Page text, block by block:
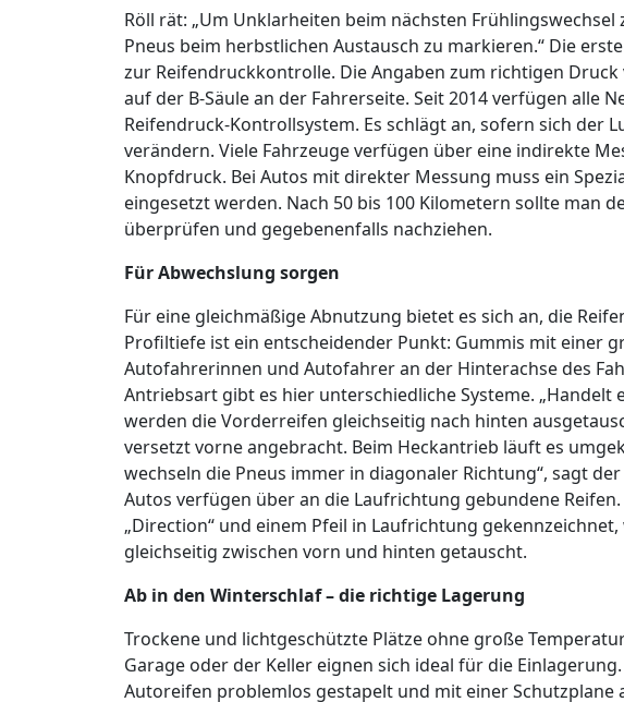
Röll rät: „Um Unklarheiten beim nächsten
Pneus beim herbstlichen Austausch zu markieren.“ Die
zur Reifendruckkontrolle. Die Angaben zum richtigen
auf der B-Säule an der Fahrerseite. Seit 2014 verfügen alle
Reifendruck-Kontrollsystem. Es schlägt an, sofern sich der
verändern. Viele Fahrzeuge verfügen über eine indirekte
Knopfdruck. Bei Autos mit direkter Messung muss ein
eingesetzt werden. Nach 50 bis 100 Kilometern sollte man
überprüfen und gegebenenfalls nachziehen.
Für Abwechslung sorgen
Für eine gleichmäßige Abnutzung bietet es sich an, die
Profiltiefe ist ein entscheidender Punkt: Gummis mit einer
Autofahrerinnen und Autofahrer an der Hinterachse des
Antriebsart gibt es hier unterschiedliche Systeme. „Handelt
werden die Vorderreifen gleichseitig nach hinten
versetzt vorne angebracht. Beim Heckantrieb läuft es
wechseln die Pneus immer in diagonaler Richtung“, sagt
Autos verfügen über an die Laufrichtung gebundene
„Direction“ und einem Pfeil in Laufrichtung
gleichseitig zwischen vorn und hinten getauscht.
Ab in den Winterschlaf – die richtige Lagerung
Trockene und lichtgeschützte Plätze ohne große
Garage oder der Keller eignen sich ideal für die
Autoreifen problemlos gestapelt und mit einer Schutzplane